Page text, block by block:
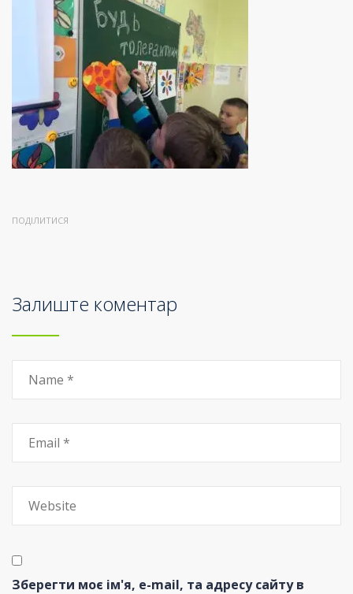
ПОДІЛИТИСЯ
Залиште коментар
Зберегти моє ім'я, e-mail, та адресу сайту в